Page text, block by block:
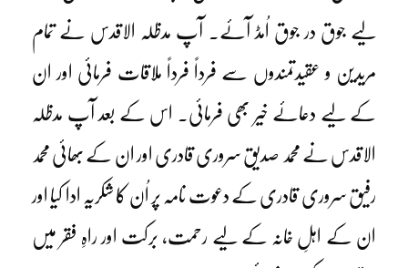
لیے جوق در جوق اُمڈ آئے۔ آپ مدظلہ الاقدس نے تمام
مریدین و عقیدتمندوں سے فرداً فرداً ملاقات فرمائی اور ان
کے لیے دعائے خیر بھی فرمائی۔ اس کے بعد آپ مدظلہ
الاقدس نے محمد صدیق سروری قادری اور ان کے بھائی محمد
رفیق سروری قادری کے دعوت نامہ پر اُن کا شکریہ ادا کیا اور
ان کے اہلِ خانہ کے لیے رحمت، برکت اور راہِ فقر میں